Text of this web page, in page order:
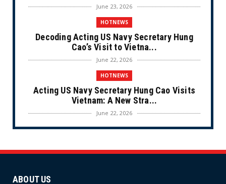
June 23, 2026
HOTNEWS
Decoding Acting US Navy Secretary Hung
Cao’s Visit to Vietna...
June 22, 2026
HOTNEWS
Acting US Navy Secretary Hung Cao Visits
Vietnam: A New Stra...
June 22, 2026
CULTURE
Ninh Bride Re-enacts...
ABOUT US